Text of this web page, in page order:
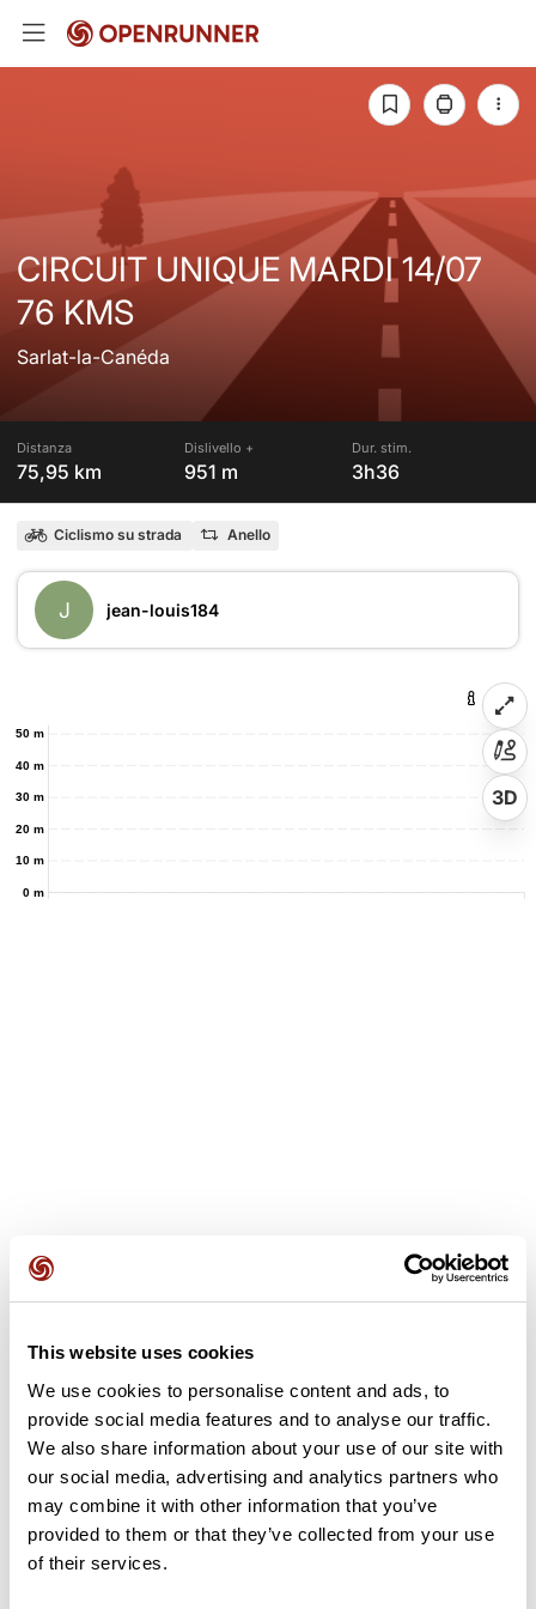
This website uses cookies
We use cookies to personalise content and ads, to
provide social media features and to analyse our traffic.
We also share information about your use of our site with
our social media, advertising and analytics partners who
may combine it with other information that you’ve
provided to them or that they’ve collected from your use
of their services.
CIRCUIT UNIQUE MARDI 14/07
76 KMS
Sarlat-la-Canéda
Distanza
75,95 km
Dislivello +
951 m
Dur. stim.
3h36
Ciclismo su strada Anello
J jean-louis184
0 m
10 m
20 m
30 m
40 m
50 m
3D
Recensioni degli utenti
Questo percorso non contiene ancora alcuna recensione.
L'hai già effettuato? Sii il primo a inviare una recensione!
Aggiungi una recensione